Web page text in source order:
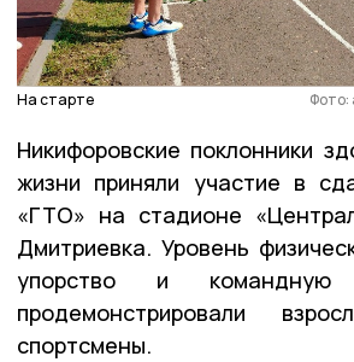
На старте Фото:
Никифоровские поклонники
жизни приняли участие в
«ГТО» на стадионе
Дмитриевка. Уровень
упорство и командную
продемонстрировали
спортсмены.